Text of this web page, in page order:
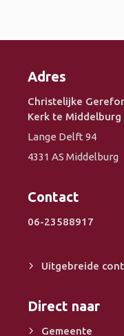
Adres
Christelijke
Kerk te Middelburg
Lange Delft 94
4331 AS Middelburg
Contact
06-23588917
Uitgebreide
Direct naar
Gemeente